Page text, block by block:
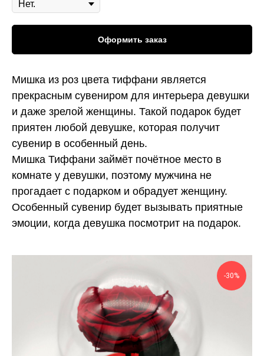
Оформить заказ
Мишка из роз цвета тиффани является
прекрасным сувениром для интерьера девушки
и даже зрелой женщины. Такой подарок будет
приятен любой девушке, которая получит
сувенир в особенный день.
Мишка Тиффани займёт почётное место в
комнате у девушки, поэтому мужчина не
прогадает с подарком и обрадует женщину.
Особенный сувенир будет вызывать приятные
эмоции, когда девушка посмотрит на подарок.
-30%